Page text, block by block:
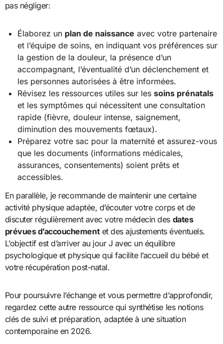
pas négliger:
Élaborez un plan de naissance avec votre partenaire
et l’équipe de soins, en indiquant vos préférences sur
la gestion de la douleur, la présence d’un
accompagnant, l’éventualité d’un déclenchement et
les personnes autorisées à être informées.
Révisez les ressources utiles sur lessoins prénatals
et les symptômes qui nécessitent une consultation
rapide (fièvre, douleur intense, saignement,
diminution des mouvements fœtaux).
Préparez votre sac pour la maternité et assurez-vous
que les documents (informations médicales,
assurances, consentements) soient prêts et
accessibles.
En parallèle, je recommande de maintenir une certaine
activité physique adaptée, d’écouter votre corps et de
discuter régulièrement avec votre médecin des dates
prévues d’accouchementet des ajustements éventuels.
L’objectif est d’arriver au jour J avec un équilibre
psychologique et physique qui facilite l’accueil du bébé et
votre récupération post-natal.
Pour poursuivre l’échange et vous permettre d’approfondir,
regardez cette autre ressource qui synthétise les notions
clés de suivi et préparation, adaptée à une situation
contemporaine en 2026.